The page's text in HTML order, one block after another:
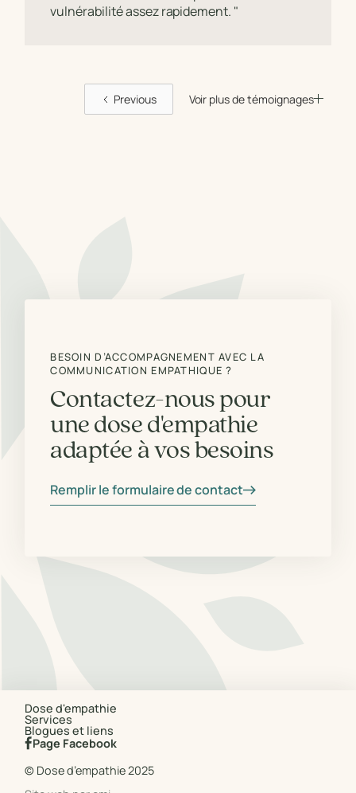
vulnérabilité assez rapidement. "
Previous Voir plus de témoignages
BESOIN D’ACCOMPAGNEMENT AVEC LA
COMMUNICATION EMPATHIQUE ?
Contactez-nous pour
une dose d'empathie
adaptée à vos besoins
Remplir le formulaire de contact
© Dose d’empathie 2025
Dose d'empathie
Services
Blogues et liens
Page Facebook